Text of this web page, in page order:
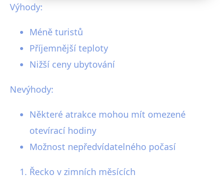
Výhody:
Méně turistů
Příjemnější teploty
Nižší ceny ubytování
Nevýhody:
Některé atrakce mohou mít omezené
otevírací hodiny
Možnost nepředvídatelného počasí
Řecko v zimních měsících